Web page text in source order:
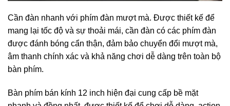
Cần đàn nhanh với phím đàn mượt mà. Được thiết kế để
mang lại tốc độ và sự thoải mái, cần đàn có các phím đàn
được đánh bóng cẩn thận, đảm bảo chuyển đổi mượt mà,
âm thanh chính xác và khả năng chơi dễ dàng trên toàn bộ
bàn phím.
Bàn phím bán kính 12 inch hiện đại cung cấp bề mặt